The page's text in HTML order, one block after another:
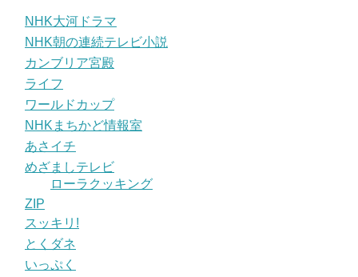
NHK大河ドラマ
NHK朝の連続テレビ小説
カンブリア宮殿
ライフ
ワールドカップ
NHKまちかど情報室
あさイチ
めざましテレビ
ローラクッキング
ZIP
スッキリ!
とくダネ
いっぷく